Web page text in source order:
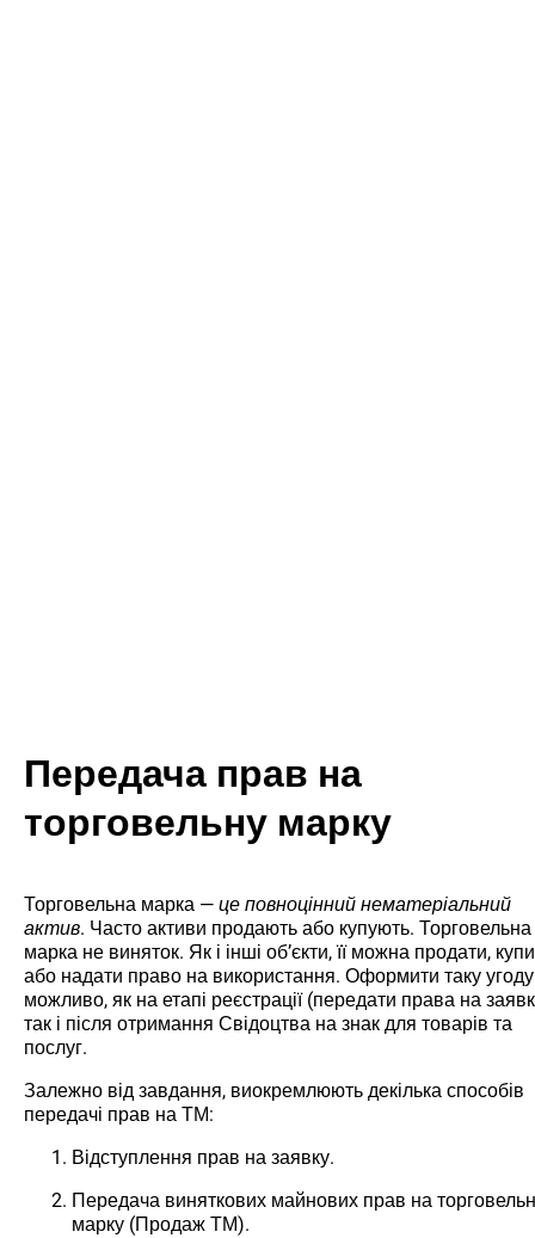
Передача прав на
торговельну марку
Торговельна марка — це повноцінний нематеріальний
актив. Часто активи продають або купують. Торговельна
марка не виняток. Як і інші об’єкти, її можна продати,
або надати право на використання. Оформити таку угоду
можливо, як на етапі реєстрації (передати права на
так і після отримання Свідоцтва на знак для товарів та
послуг.
Залежно від завдання, виокремлюють декілька способів
передачі прав на ТМ:
Відступлення прав на заявку.
Передача виняткових майнових прав на
марку (Продаж ТМ).